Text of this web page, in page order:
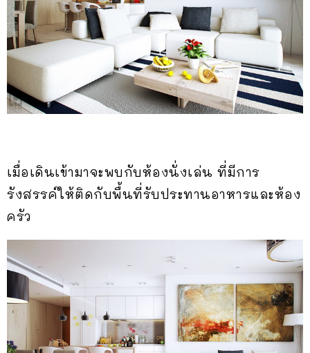
เมื่อเดินเข้ามาจะพบกับห้องนั่งเล่น ที่มีการ
รังสรรค์ให้ติดกับพื้นที่รับประทานอาหารและห้อง
ครัว